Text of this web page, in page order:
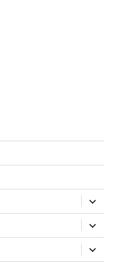
위
메
확
장
위
메
확
장
위
메